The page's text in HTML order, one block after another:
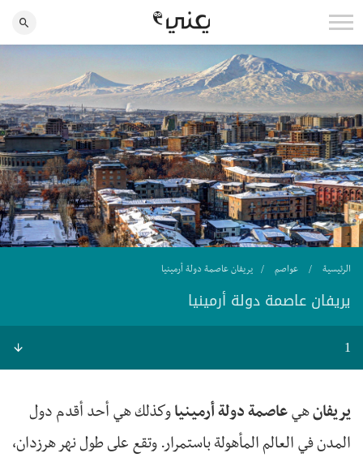
الرئيسية عواصم يريفان عاصمة دولة أرمينيا
يريفان عاصمة دولة أرمينيا
1
يريفانهي عاصمة دولة أرمينيا وكذلك هي أحد أقدم دول
المدن في العالم المأهولة باستمرار. وتقع على طول نهر هرزدان،